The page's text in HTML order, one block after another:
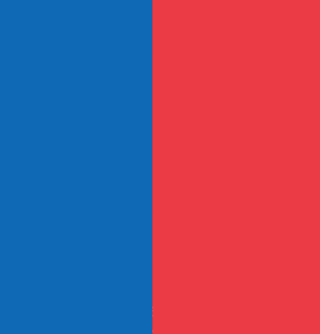
anuncia
pasará de la